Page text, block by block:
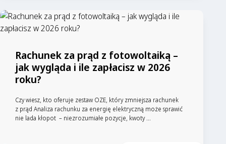
Rachunek za prąd z fotowoltaiką –
jak wygląda i ile zapłacisz w 2026
roku?
Czy wiesz, kto oferuje zestaw OZE, który zmniejsza rachunek
z prąd Analiza rachunku za energię elektryczną może sprawić
nie lada kłopot – niezrozumiałe pozycje, kwoty ...